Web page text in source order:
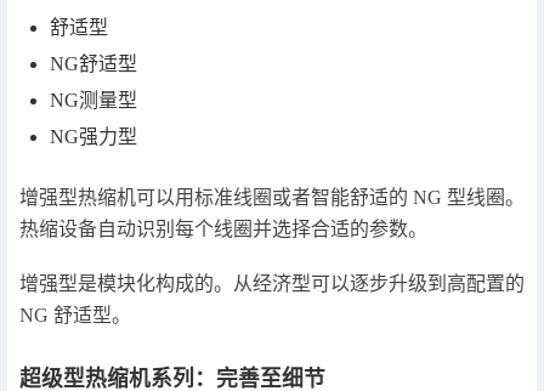
舒适型
NG舒适型
NG测量型
NG强力型
增强型热缩机可以用标准线圈或者智能舒适的 NG 型线圈。
热缩设备自动识别每个线圈并选择合适的参数。
增强型是模块化构成的。从经济型可以逐步升级到高配置的
NG 舒适型。
超级型热缩机系列：完善至细节